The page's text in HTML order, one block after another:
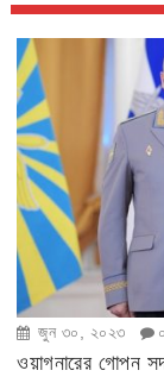
জুন ৩০, ২০২৩ ০
ওয়াগনারের গোপন